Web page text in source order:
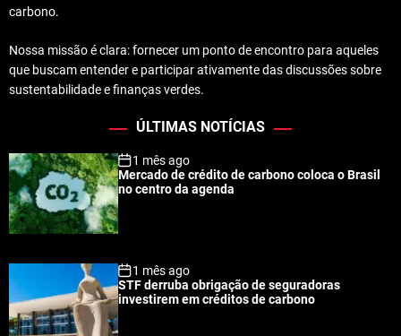
carbono.
Nossa missão é clara: fornecer um ponto de encontro para aqueles
que buscam entender e participar ativamente das discussões sobre
sustentabilidade e finanças verdes.
ÚLTIMAS NOTÍCIAS
1 mês ago
Mercado de crédito de carbono coloca o Brasil
no centro da agenda
1 mês ago
STF derruba obrigação de seguradoras
investirem em créditos de carbono